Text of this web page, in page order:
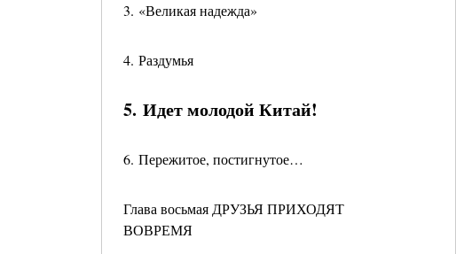
3. «Великая надежда»
4. Раздумья
5. Идет молодой Китай!
6. Пережитое, постигнутое…
Глава восьмая ДРУЗЬЯ ПРИХОДЯТ
ВОВРЕМЯ